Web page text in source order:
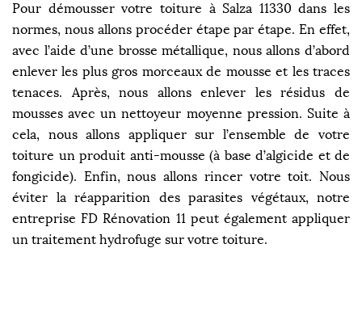
Pour démousser votre toiture à Salza 11330 dans les
normes, nous allons procéder étape par étape. En effet,
avec l’aide d’une brosse métallique, nous allons d’abord
enlever les plus gros morceaux de mousse et les traces
tenaces. Après, nous allons enlever les résidus de
mousses avec un nettoyeur moyenne pression. Suite à
cela, nous allons appliquer sur l’ensemble de votre
toiture un produit anti-mousse (à base d’algicide et de
fongicide). Enfin, nous allons rincer votre toit. Nous
éviter la réapparition des parasites végétaux, notre
entreprise FD Rénovation 11 peut également appliquer
un traitement hydrofuge sur votre toiture.